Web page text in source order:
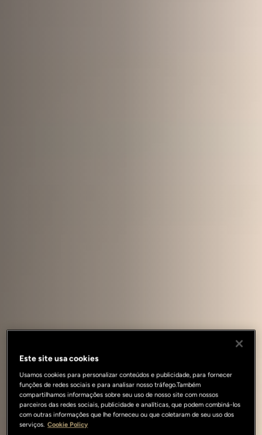
Este site usa cookies
Usamos cookies para personalizar conteúdos e publicidade, para fornecer
funções de redes sociais e para analisar nosso tráfego.Também
compartilhamos informações sobre seu uso de nosso site com nossos
parceiros das redes sociais, publicidade e analíticas, que podem combiná-los
com outras informações que lhe forneceu ou que coletaram de seu uso dos
serviços. Cookie Policy